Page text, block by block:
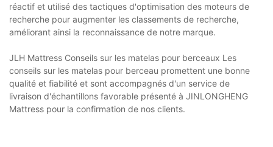
réactif et utilisé des tactiques d'optimisation des moteurs de
recherche pour augmenter les classements de recherche,
améliorant ainsi la reconnaissance de notre marque.
JLH Mattress Conseils sur les matelas pour berceaux Les
conseils sur les matelas pour berceau promettent une bonne
qualité et fiabilité et sont accompagnés d'un service de
livraison d'échantillons favorable présenté à JINLONGHENG
Mattress pour la confirmation de nos clients.